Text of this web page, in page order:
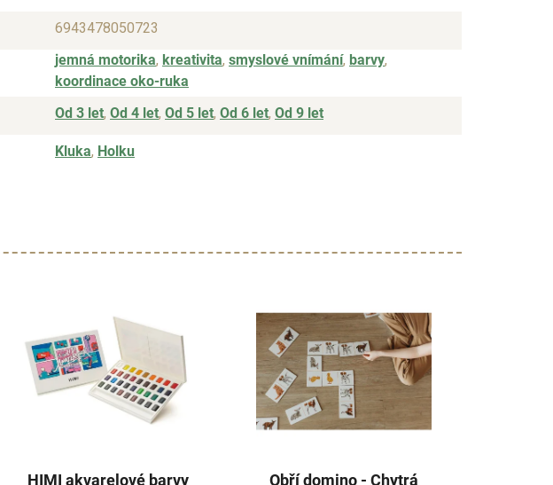
6943478050723
jemná motorika, kreativita, smyslové vnímání, barvy,
koordinace oko-ruka
Od 3 let, Od 4 let, Od 5 let, Od 6 let, Od 9 let
Kluka, Holku
HIMI akvarelové barvy
Obří domino - Chytrá